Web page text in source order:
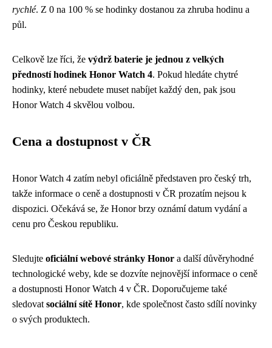
rychlé. Z 0 na 100 % se hodinky dostanou za zhruba hodinu a
půl.
Celkově lze říci, že výdrž baterie je jednou z velkých
předností hodinek Honor Watch 4. Pokud hledáte chytré
hodinky, které nebudete muset nabíjet každý den, pak jsou
Honor Watch 4 skvělou volbou.
Cena a dostupnost v ČR
Honor Watch 4 zatím nebyl oficiálně představen pro český trh,
takže informace o ceně a dostupnosti v ČR prozatím nejsou k
dispozici. Očekává se, že Honor brzy oznámí datum vydání a
cenu pro Českou republiku.
Sledujte oficiální webové stránky Honor a další důvěryhodné
technologické weby, kde se dozvíte nejnovější informace o ceně
a dostupnosti Honor Watch 4 v ČR. Doporučujeme také
sledovat sociální sítě Honor, kde společnost často sdílí novinky
o svých produktech.